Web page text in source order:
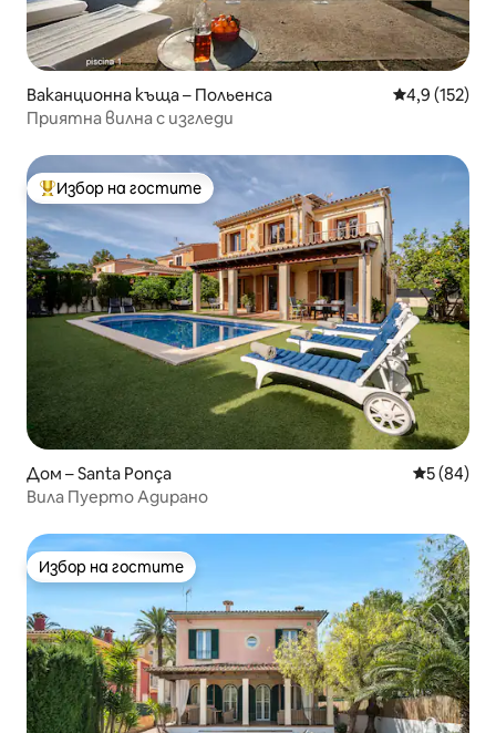
Ваканционна къща – Польенса Средна
4,9 (152)
Приятна вилна с изгледи
Най-популярен избор на гостите
Избор на гостите
Дом – Santa Ponça Средна
5 (84)
Вила Пуерто Адирано
Избор на гостите
Избор на гостите